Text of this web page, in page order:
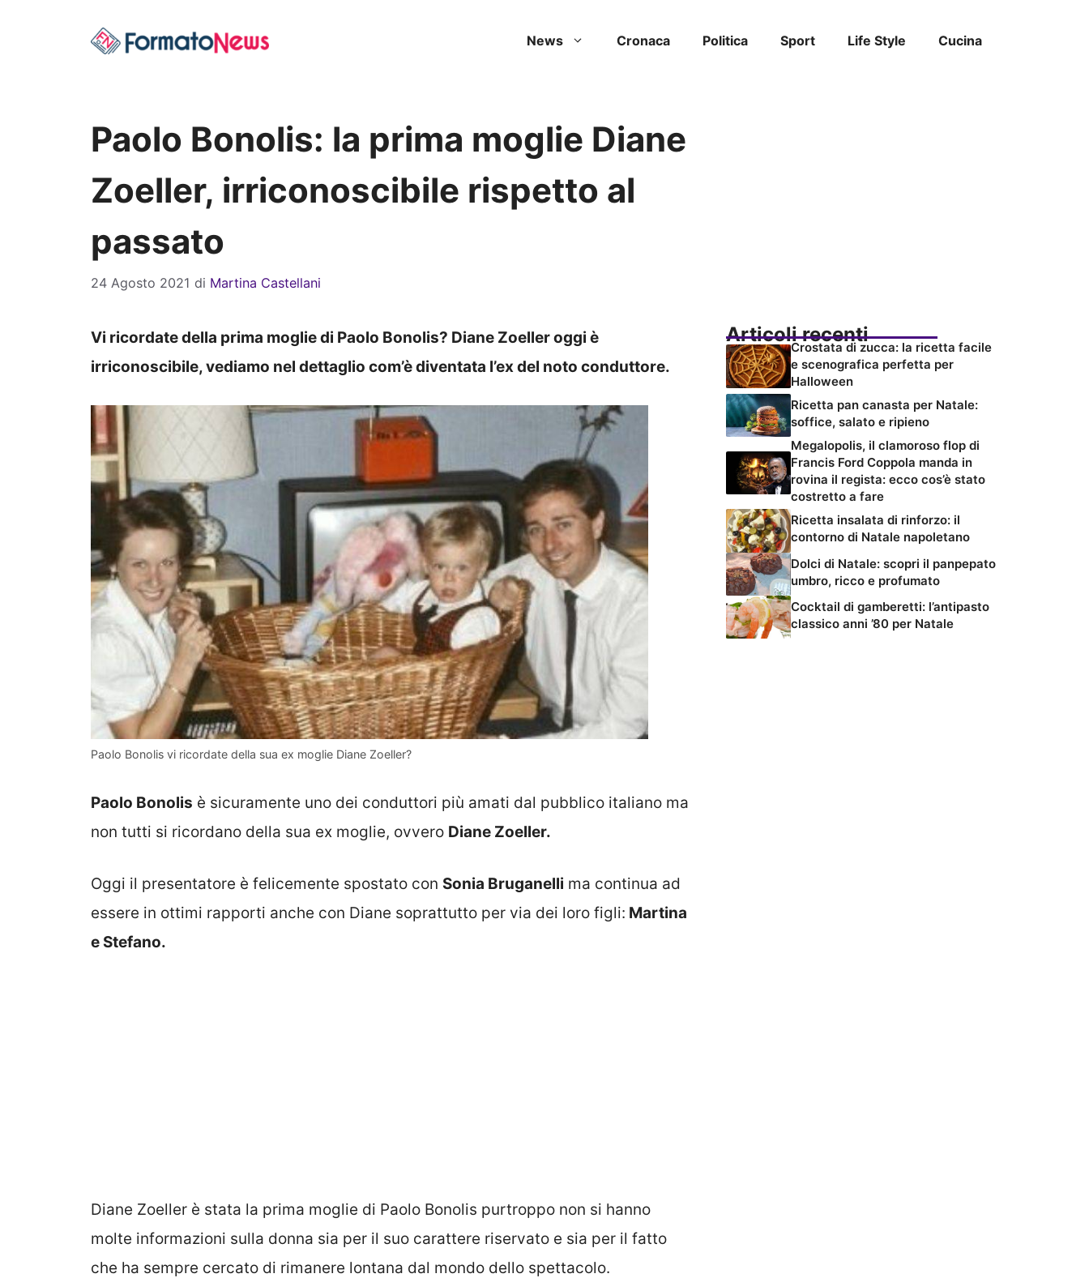
News Cronaca Politica Sport Life Style Cucina
Paolo Bonolis: la prima moglie Diane
Zoeller, irriconoscibile rispetto al
passato
24 Agosto 2021 di Martina Castellani
Vi ricordate della prima moglie di Paolo Bonolis? Diane Zoeller oggi è
irriconoscibile, vediamo nel dettaglio com’è diventata l’ex del noto conduttore.
Paolo Bonolis vi ricordate della sua ex moglie Diane Zoeller?
Paolo Bonolis è sicuramente uno dei conduttori più amati dal pubblico italiano ma
non tutti si ricordano della sua ex moglie, ovvero Diane Zoeller.
Oggi il presentatore è felicemente spostato con Sonia Bruganelli ma continua ad
essere in ottimi rapporti anche con Diane soprattutto per via dei loro figli: Martina
e Stefano.
Diane Zoeller è stata la prima moglie di Paolo Bonolis purtroppo non si hanno
molte informazioni sulla donna sia per il suo carattere riservato e sia per il fatto
che ha sempre cercato di rimanere lontana dal mondo dello spettacolo.
Articoli recenti
Crostata di zucca: la ricetta facile
e scenografica perfetta per
Halloween
Ricetta pan canasta per Natale:
soffice, salato e ripieno
Megalopolis, il clamoroso flop di
Francis Ford Coppola manda in
rovina il regista: ecco cos’è stato
costretto a fare
Ricetta insalata di rinforzo: il
contorno di Natale napoletano
Dolci di Natale: scopri il panpepato
umbro, ricco e profumato
Cocktail di gamberetti: l’antipasto
classico anni ’80 per Natale